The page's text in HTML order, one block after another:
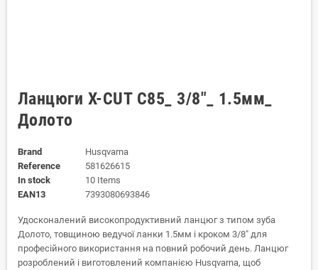
Ланцюги X-CUT C85_ 3/8"_ 1.5мм_
Долото
Brand
Husqvarna
Reference
581626615
In stock
10 Items
EAN13
7393080693846
Удосконалений високопродуктивний ланцюг з типом зуба
Долото, товщиною ведучої ланки 1.5мм і кроком 3/8" для
професійного використання на повний робочий день. Ланцюг
розроблений і виготовлений компанією Husqvarna, щоб